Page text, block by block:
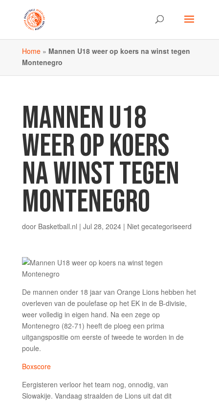
Home» Mannen U18 weer op koers na winst tegen
Montenegro
MANNEN U18
WEER OP KOERS
NA WINST TEGEN
MONTENEGRO
door Basketball.nl | Jul 28, 2024| Niet gecategoriseerd
De mannen onder 18 jaar van Orange Lions hebben het
overleven van de poulefase op het EK in de B-divisie,
weer volledig in eigen hand. Na een zege op
Montenegro (82-71) heeft de ploeg een prima
uitgangspositie om eerste of tweede te worden in de
poule.
Boxscore
Eergisteren verloor het team nog, onnodig, van
Slowakije. Vandaag straalden de Lions uit dat dit